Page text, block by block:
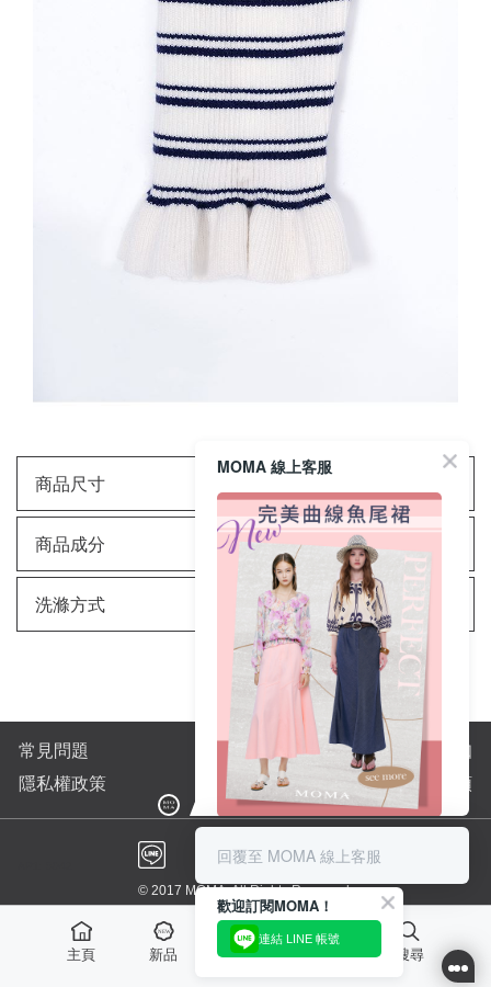
商品尺寸
商品成分
洗滌方式
主頁 新品 最愛 活動 搜尋
常見問題
購物須知
隱私權政策
全站商品分類
© 2017 MOMA. All Rights Reserved.
MOMA 線上客服
完美曲線輕鬆上手👌
搭配高跟鞋與小提包-氣質名媛風
|⚶ GET IT ⚶ |
回覆至 MOMA 線上客服
歡迎訂閱MOMA！
連結 LINE 帳號